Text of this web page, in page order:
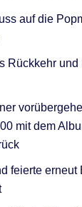
auf die
Rückkehr
mit dem
feierte erneut